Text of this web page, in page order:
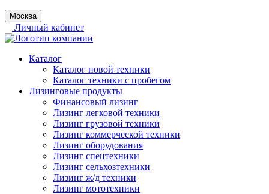
Москва
Личный кабинет
Каталог
Каталог новой техники
Каталог техники с пробегом
Лизинговые продукты
Финансовый лизинг
Лизинг легковой техники
Лизинг грузовой техники
Лизинг коммерческой техники
Лизинг оборудования
Лизинг спецтехники
Лизинг сельхозтехники
Лизинг ж/д техники
Лизинг мототехники